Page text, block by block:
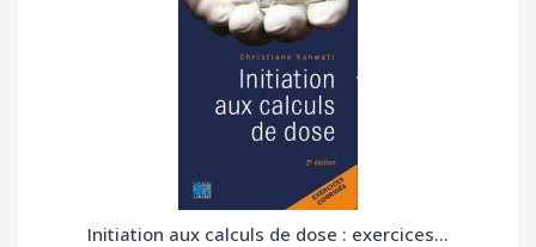
Initiation aux calculs de dose : exercices...